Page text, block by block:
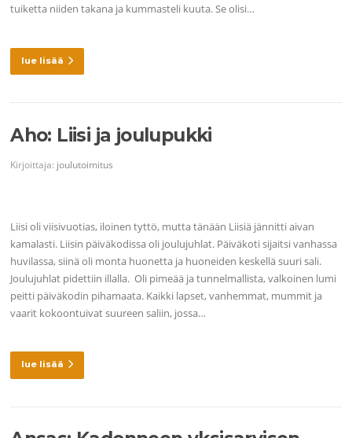
tuiketta niiden takana ja kummasteli kuuta. Se olisi…
lue lisää
Aho: Liisi ja joulupukki
Kirjoittaja: joulutoimitus
Liisi oli viisivuotias, iloinen tyttö, mutta tänään Liisiä jännitti aivan
kamalasti. Liisin päiväkodissa oli joulujuhlat. Päiväkoti sijaitsi vanhassa
huvilassa, siinä oli monta huonetta ja huoneiden keskellä suuri sali.
Joulujuhlat pidettiin illalla. Oli pimeää ja tunnelmallista, valkoinen lumi
peitti päiväkodin pihamaata. Kaikki lapset, vanhemmat, mummit ja
vaarit kokoontuivat suureen saliin, jossa…
lue lisää